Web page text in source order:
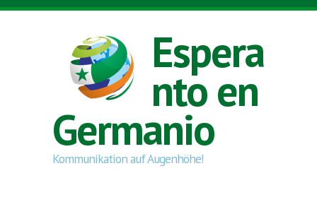
Skip to main content
Espera
nto en
Germanio
Kommunikation auf Augenhöhe!